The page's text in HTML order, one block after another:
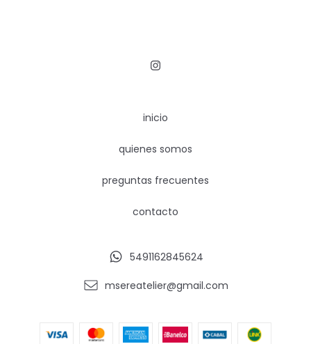
inicio
quienes somos
preguntas frecuentes
contacto
5491162845624
msereatelier@gmail.com